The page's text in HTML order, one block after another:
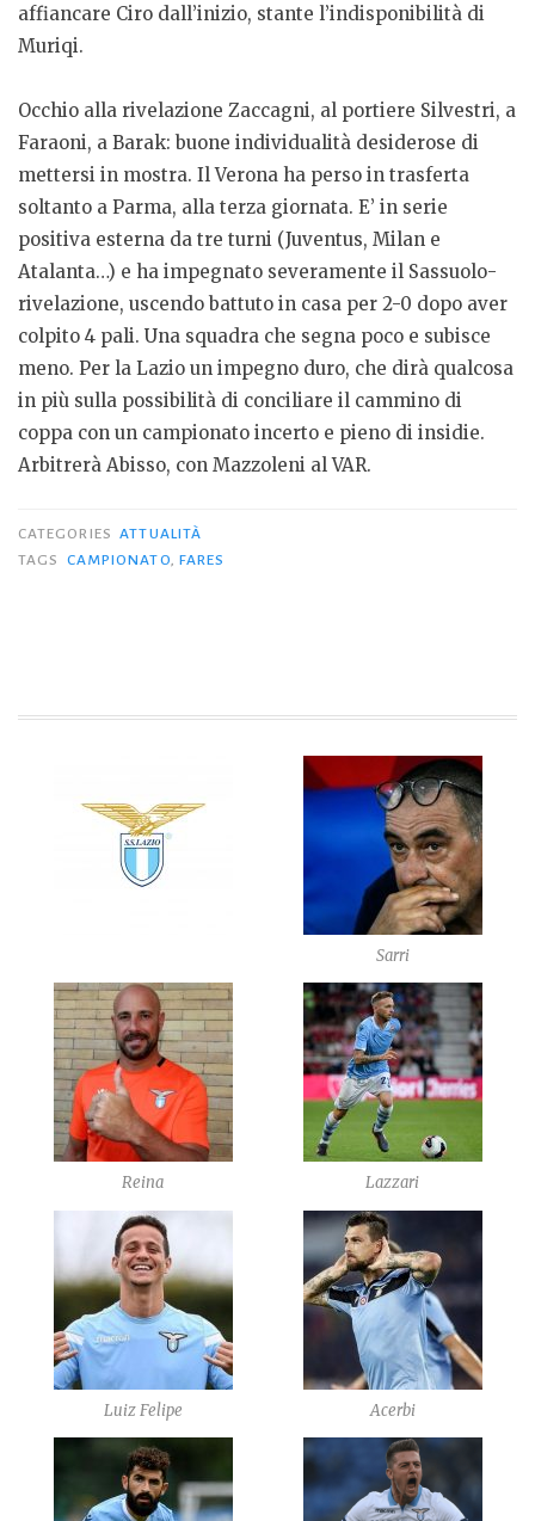
affiancare Ciro dall’inizio, stante l’indisponibilità di
Muriqi.
Occhio alla rivelazione Zaccagni, al portiere Silvestri, a
Faraoni, a Barak: buone individualità desiderose di
mettersi in mostra. Il Verona ha perso in trasferta
soltanto a Parma, alla terza giornata. E’ in serie
positiva esterna da tre turni (Juventus, Milan e
Atalanta…) e ha impegnato severamente il Sassuolo-
rivelazione, uscendo battuto in casa per 2-0 dopo aver
colpito 4 pali. Una squadra che segna poco e subisce
meno. Per la Lazio un impegno duro, che dirà qualcosa
in più sulla possibilità di conciliare il cammino di
coppa con un campionato incerto e pieno di insidie.
Arbitrerà Abisso, con Mazzoleni al VAR.
CATEGORIES ATTUALITÀ
TAGS
CAMPIONATO FARES
Sarri
Reina Lazzari
Luiz Felipe Acerbi